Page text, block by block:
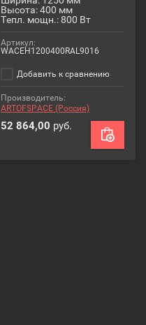
Высота: 400 мм
Тепл. мощн.: 800 Вт
Артикул:
WACEH1200400RAL9016
Добавить к сравнению
Производитель:
ARTOFSPACE (Россия)
52 864,00 руб.